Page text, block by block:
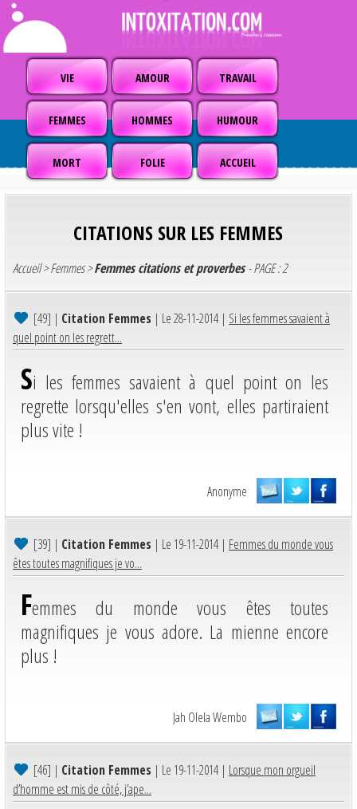
VIE AMOUR TRAVAIL
FEMMES HOMMES HUMOUR
MORT FOLIE ACCUEIL
CITATIONS SUR LES FEMMES
Accueil>Femmes>Femmes citations et proverbes- PAGE : 2
[49] | Citation Femmes | Le 28-11-2014 | Si les femmes savaient à
quel point on les regrett...
Si les femmes savaient à quel point on les
regrette lorsqu'elles s'en vont, elles partiraient
plus vite !
Anonyme
[39] | Citation Femmes | Le 19-11-2014 | Femmes du monde vous
êtes toutes magnifiques je vo...
Femmes du monde vous êtes toutes
magnifiques je vous adore. La mienne encore
plus !
Jah Olela Wembo
[46] | Citation Femmes | Le 19-11-2014 | Lorsque mon orgueil
d’homme est mis de côté, j’ape...